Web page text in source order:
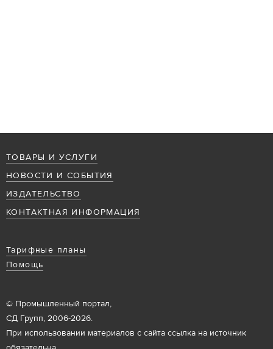
ТОВАРЫ И УСЛУГИ
НОВОСТИ И СОБЫТИЯ
ИЗДАТЕЛЬСТВО
КОНТАКТНАЯ ИНФОРМАЦИЯ
Тарифные планы
Помощь
© Промышленный портал,
СД Групп, 2006-2026.
При использовании материалов с сайта ссылка на источник